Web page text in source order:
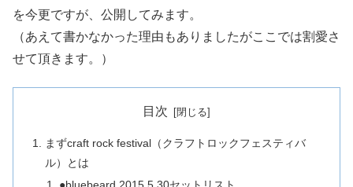
を今更ですが、公開してみます。
（あえて書かなかった理由もありましたがここでは割愛さ
せて頂きます。）
目次
まずcraft rock festival（クラフトロックフェスティバ
ル）とは
●bluebeard 2015 5 30セットリスト